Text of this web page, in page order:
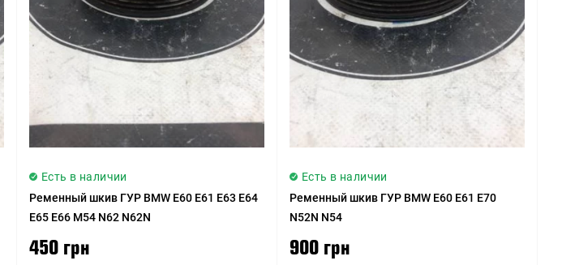
Есть в наличии
Ременный шкив ГУР BMW E60 E61 E63 E64
E65 E66 M54 N62 N62N
450 грн
Есть в наличии
Ременный шкив ГУР BMW E60 E61 E70
N52N N54
900 грн